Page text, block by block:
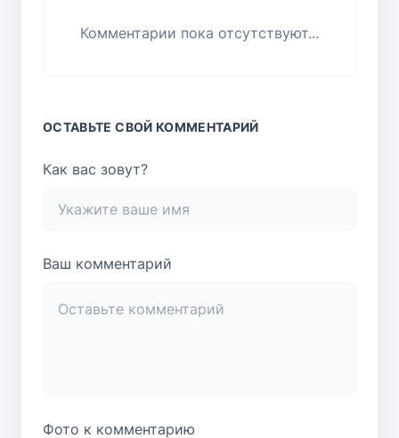
Комментарии пока отсутствуют...
ОСТАВЬТЕ СВОЙ КОММЕНТАРИЙ
Как вас зовут?
Ваш комментарий
Фото к комментарию